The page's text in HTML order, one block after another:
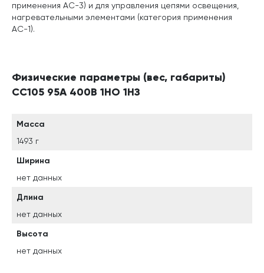
применения АС-3) и для управления цепями освещения,
нагревательными элементами (категория применения
АС-1).
Физические параметры (вес, габариты)
СС105 95A 400В 1НО 1НЗ
Масса
1493 г
Ширина
нет данных
Длина
нет данных
Высота
нет данных